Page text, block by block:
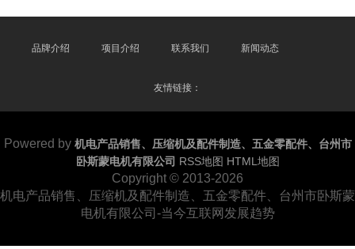
品牌介绍 项目介绍 联系我们 新闻动态
友情链接：
Powered by 机电产品销售、压缩机及配件制造、五金零配件、台州市
卧斯蒙电机有限公司 RSS地图 HTML地图
Copyright © 2013-2026
机电产品销售、压缩机及配件制造、五金零配件、台州市卧斯蒙
电机有限公司-当今互联网发展趋势